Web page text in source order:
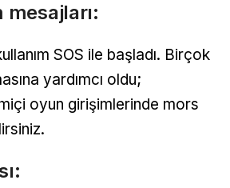
SOS ile başladı. Birçok
yardımcı oldu;
oyun girişimlerinde mors